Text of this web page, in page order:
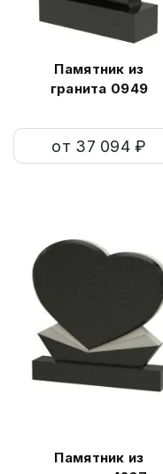
Памятник из
гранита 0949
от 37 094 ₽
Памятник из